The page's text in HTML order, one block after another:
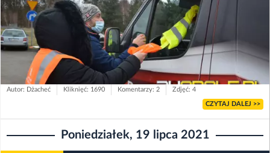
Autor: Dżacheć Kliknięć: 1690 Komentarzy: 2 Zdjęć: 4
CZYTAJ DALEJ >>
Poniedziałek, 19 lipca 2021